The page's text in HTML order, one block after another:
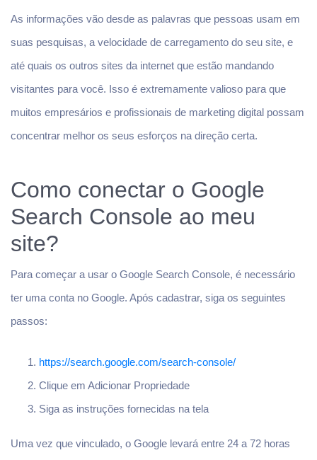
As informações vão desde as palavras que pessoas usam em
suas pesquisas, a velocidade de carregamento do seu site, e
até quais os outros sites da internet que estão mandando
visitantes para você. Isso é extremamente valioso para que
muitos empresários e profissionais de marketing digital possam
concentrar melhor os seus esforços na direção certa.
Como conectar o Google
Search Console ao meu
site?
Para começar a usar o Google Search Console, é necessário
ter uma conta no Google. Após cadastrar, siga os seguintes
passos:
https://search.google.com/search-console/
Clique em Adicionar Propriedade
Siga as instruções fornecidas na tela
Uma vez que vinculado, o Google levará entre 24 a 72 horas